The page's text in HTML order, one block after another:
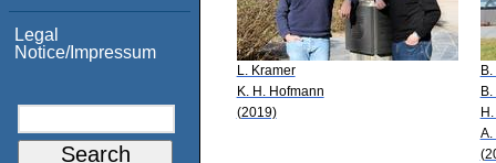
Legal
Notice/Impressum
L. Kramer
K. H. Hofmann
(2019)
B.
A.